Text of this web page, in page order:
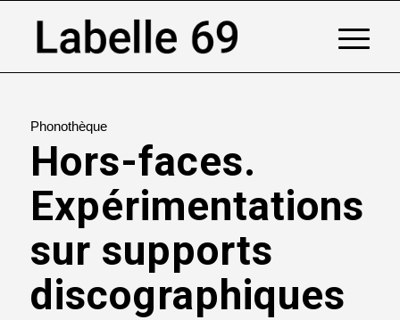
Phonothèque
Hors-faces.
Expérimentations
sur supports
discographiques